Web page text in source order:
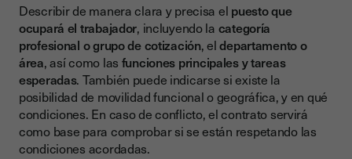
Describir de manera clara y precisa el puesto que
ocupará el trabajador, incluyendo la categoría
profesional o grupo de cotización, eldepartamento o
área, así como las funciones principales y tareas
esperadas. También puede indicarse si existe la
posibilidad de movilidad funcional o geográfica, y en qué
condiciones. En caso de conflicto, el contrato servirá
como base para comprobar si se están respetando las
condiciones acordadas.